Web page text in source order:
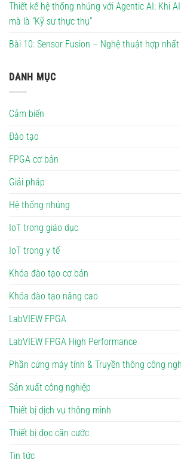
Thiết kế hệ thống nhúng với Agentic AI: Khi
mà là “Kỹ sư thực thụ”
Bài 10: Sensor Fusion – Nghệ thuật hợp
DANH MỤC
Cảm biến
Đào tạo
FPGA cơ bản
Giải pháp
Hệ thống nhúng
IoT trong giáo dục
IoT trong y tế
Khóa đào tạo cơ bản
Khóa đào tạo nâng cao
LabVIEW FPGA
LabVIEW FPGA High Performance
Phần cứng máy tính & Truyền thông công
Sản xuất công nghiệp
Thiết bị dịch vụ thông minh
Thiết bị đọc căn cước
Tin tức